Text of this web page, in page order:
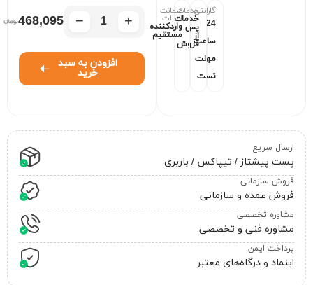
گارانتی
24
ساعت
مهلت
تست
خدمات
خدمات
پس
از
فروش
ضمانت
اصالت
واردکننده
مستقیم
+
−
468,095
افزودن به سبد
خرید
ارسال سریع
پست پیشتاز / تیپاکس / باربری
فروش سازمانی
فروش عمده و سازمانی
مشاوره تخصصی
مشاوره فنی و تخصصی
پرداخت ایمن
اینماد و درگاه‌های معتبر